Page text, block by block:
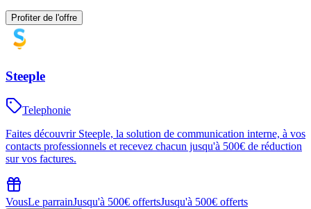
Profiter de l'offre
Steeple
Telephonie
Faites découvrir Steeple, la solution de communication interne, à vos
contacts professionnels et recevez chacun jusqu'à 500€ de réduction
sur vos factures.
VousLe parrainJusqu'à 500€ offertsJusqu'à 500€ offerts